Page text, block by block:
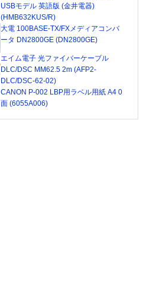
USBモデル 英語版 (金井電器)
(HMB632KUS/R)
大電 100BASE-TX/FXメディアコンバ
ータ DN2800GE (DN2800GE)
エイム電子 光ファイバーケーブル
DLC/DSC MM62.5 2m (AFP2-
DLC/DSC-62-02)
CANON P-002 LBP用ラベル用紙 A4 0
面 (6055A006)